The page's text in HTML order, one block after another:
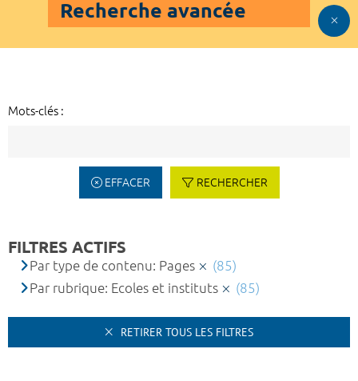
Recherche avancée
Mots-clés :
EFFACER RECHERCHER
FILTRES ACTIFS
Par type de contenu: Pages
(85)
Par rubrique: Ecoles et instituts
(85)
RETIRER TOUS LES FILTRES